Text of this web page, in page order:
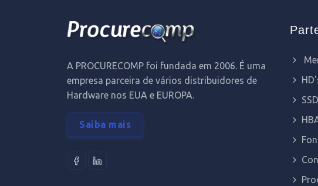
A PROCURECOMP foi fundada em 2006. É uma
empresa parceira de vários distribuidores de
Hardware nos EUA e EUROPA.
Saiba mais